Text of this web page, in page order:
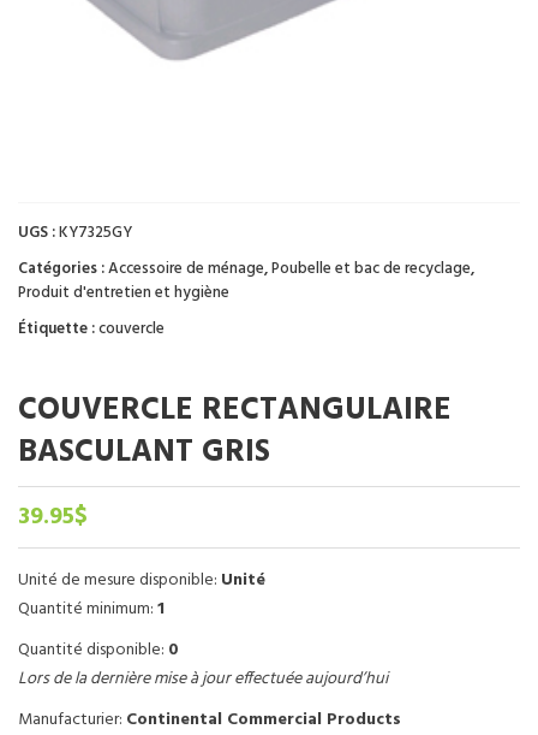
UGS :KY7325GY
Catégories :Accessoire de ménage,Poubelle et bac de recyclage,
Produit d'entretien et hygiène
Étiquette :couvercle
COUVERCLE RECTANGULAIRE
BASCULANT GRIS
39.95$
Unité de mesure disponible: Unité
Quantité minimum:1
Quantité disponible: 0
Lors de la dernière mise à jour effectuée aujourd’hui
Manufacturier: Continental Commercial Products